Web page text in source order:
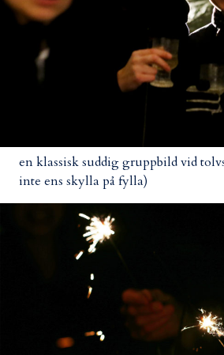
en klassisk suddig gruppbild vid
inte ens skylla på fylla)